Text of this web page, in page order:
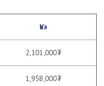
Үнэ
2,101,000₮
1,958,000₮